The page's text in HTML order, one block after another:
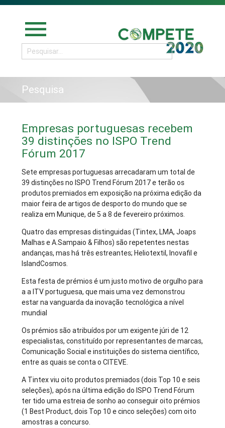
menu
Pesquisa
Empresas portuguesas recebem
39 distinções no ISPO Trend
Fórum 2017
Sete empresas portuguesas arrecadaram um total de
39 distinções no ISPO Trend Fórum 2017 e terão os
produtos premiados em exposição na próxima edição da
maior feira de artigos de desporto do mundo que se
realiza em Munique, de 5 a 8 de fevereiro próximos.
Quatro das empresas distinguidas (Tintex, LMA, Joaps
Malhas e A.Sampaio & Filhos) são repetentes nestas
andanças, mas há três estreantes; Heliotextil, Inovafil e
IslandCosmos.
Esta festa de prémios é um justo motivo de orgulho para
a a ITV portuguesa, que mais uma vez demonstrou
estar na vanguarda da inovação tecnológica a nível
mundial
Os prémios são atribuídos por um exigente júri de 12
especialistas, constituído por representantes de marcas,
Comunicação Social e instituições do sistema científico,
entre as quais se conta o CITEVE.
A Tintex viu oito produtos premiados (dois Top 10 e seis
seleções), após na última edição do ISPO Trend Fórum
ter tido uma estreia de sonho ao conseguir oito prémios
(1 Best Product, dois Top 10 e cinco seleções) com oito
amostras a concurso.